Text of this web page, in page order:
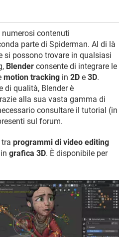
numerosi contenuti
parte di Spiderman. Al di là
si possono trovare in qualsiasi
Blender consente di integrare le
motion tracking in 2D e 3D.
di qualità, Blender è
alla sua vasta gamma di
consultare il tutorial (in
sul forum.
programmi di video editing
grafica 3D. È disponibile per